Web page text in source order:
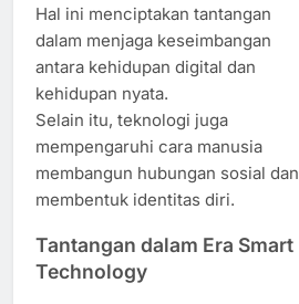
Hal ini menciptakan tantangan
dalam menjaga keseimbangan
antara kehidupan digital dan
kehidupan nyata.
Selain itu, teknologi juga
mempengaruhi cara manusia
membangun hubungan sosial dan
membentuk identitas diri.
Tantangan dalam Era Smart
Technology